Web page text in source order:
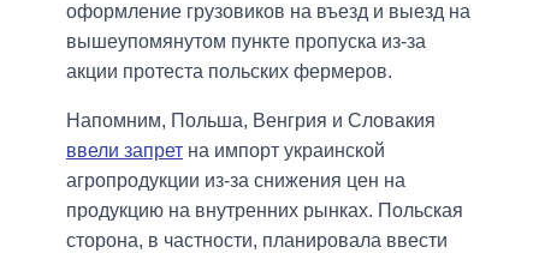
оформление грузовиков на въезд и выезд на
вышеупомянутом пункте пропуска из-за
акции протеста польских фермеров.
Напомним, Польша, Венгрия и Словакия
ввели запрет на импорт украинской
агропродукции из-за снижения цен на
продукцию на внутренних рынках. Польская
сторона, в частности, планировала ввести